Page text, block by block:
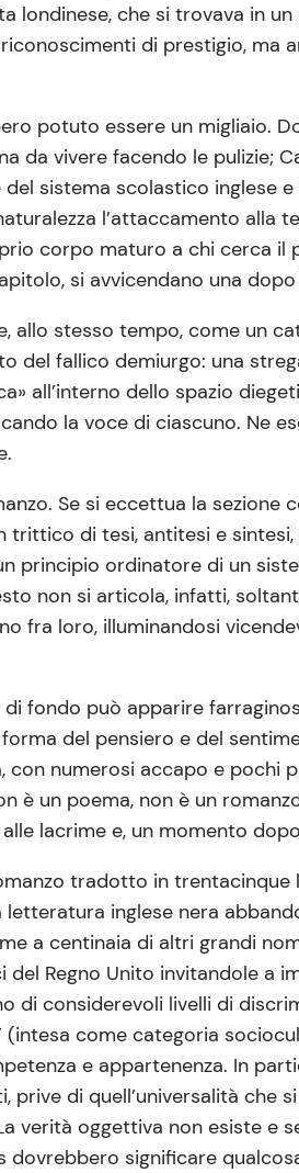
che si trovava in
di prestigio, ma
potuto essere un migliaio.
da vivere facendo le pulizie;
sistema scolastico inglese
l’attaccamento
corpo maturo a chi cerca
si avvicendano una
stesso tempo, come un
del fallico demiurgo: una
all’interno dello spazio
la voce di ciascuno. Ne
Se si eccettua la sezione
di tesi, antitesi e
principio ordinatore di un
non si articola, infatti,
fra loro, illuminandosi
di fondo può apparire
del pensiero e del
con numerosi accapo e
è un poema, non è un
lacrime e, un momento
tradotto in
inglese nera
a centinaia di altri grandi
Regno Unito invitandole a
considerevoli livelli di
come categoria
e appartenenza. In
di quell’universalità che
verità oggettiva non esiste
significare